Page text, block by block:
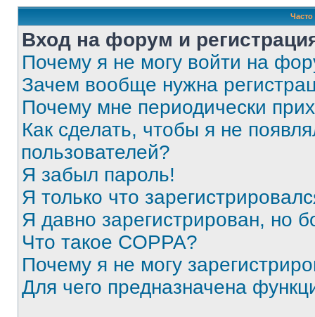
Вход на форум и
Почему я не могу войти на
Зачем вообще нужна
Почему мне периодически
Как сделать, чтобы я не
пользователей?
Я забыл пароль!
Я только что
Я давно зарегистрирован, но
Что такое COPPA?
Почему я не могу
Для чего предназначена